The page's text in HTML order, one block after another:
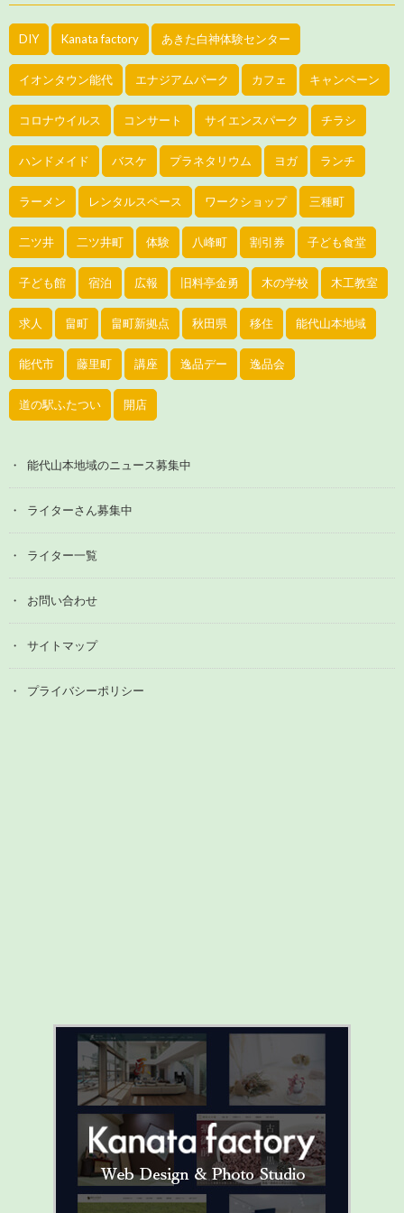
DIY Kanata factory あきた白神体験センター
イオンタウン能代 エナジアムパーク カフェ キャンペーン
コロナウイルス コンサート サイエンスパーク チラシ
ハンドメイド バスケ プラネタリウム ヨガ ランチ
ラーメン レンタルスペース ワークショップ 三種町
二ツ井 二ツ井町 体験 八峰町 割引券 子ども食堂
子ども館 宿泊 広報 旧料亭金勇 木の学校 木工教室
求人 畠町 畠町新拠点 秋田県 移住 能代山本地域
能代市 藤里町 講座 逸品デー 逸品会
道の駅ふたつい 開店
能代山本地域のニュース募集中
ライターさん募集中
ライター一覧
お問い合わせ
サイトマップ
プライバシーポリシー